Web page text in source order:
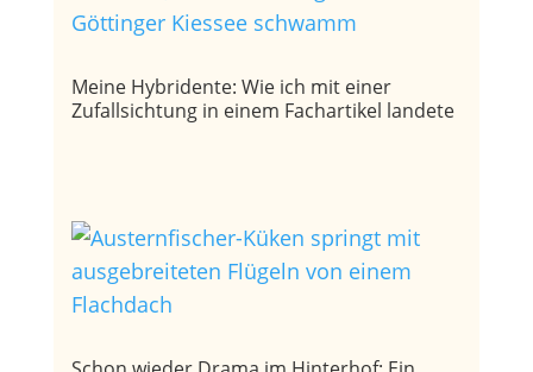
Meine Hybridente: Wie ich mit einer
Zufallsichtung in einem Fachartikel landete